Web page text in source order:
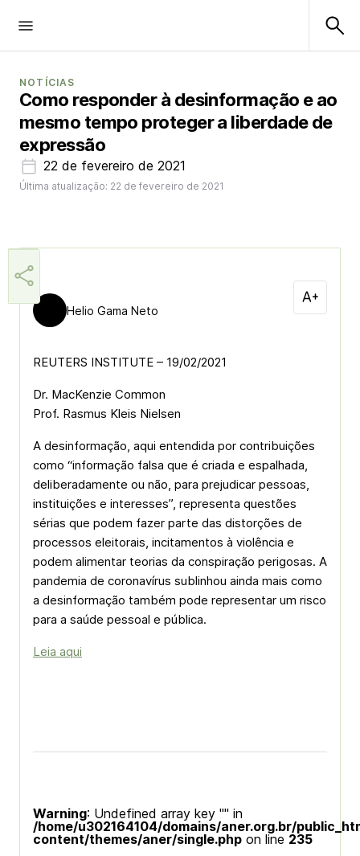
NOTÍCIAS
Como responder à desinformação e ao
mesmo tempo proteger a liberdade de
expressão
22 de fevereiro de 2021
Última atualização: 22 de fevereiro de 2021
Helio Gama Neto
REUTERS INSTITUTE – 19/02/2021
Dr. MacKenzie Common
Prof. Rasmus Kleis Nielsen
A desinformação, aqui entendida por contribuições
como “informação falsa que é criada e espalhada,
deliberadamente ou não, para prejudicar pessoas,
instituições e interesses”, representa questões
sérias que podem fazer parte das distorções de
processos eleitorais, incitamentos à violência e
podem alimentar teorias da conspiração perigosas. A
pandemia de coronavírus sublinhou ainda mais como
a desinformação também pode representar um risco
para a saúde pessoal e pública.
Leia aqui
Warning: Undefined array key "" in
/home/u302164104/domains/aner.org.br/
content/themes/aner/single.php on line 235